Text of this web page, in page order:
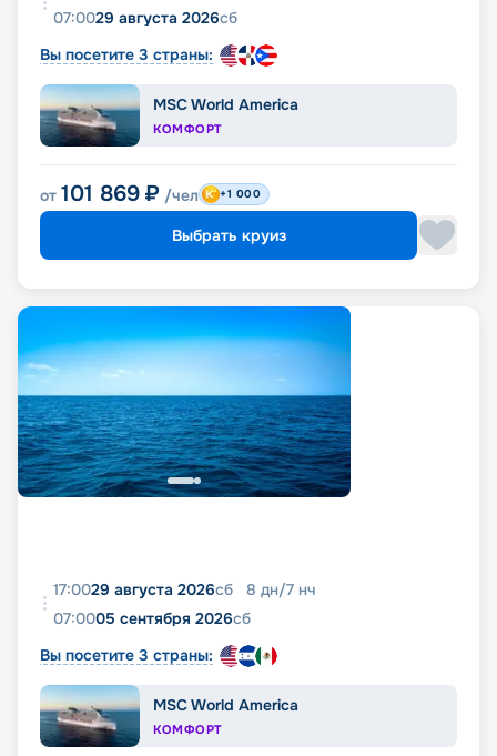
07:0029 августа 2026сб
Вы посетите 3 страны:
MSC World America
КОМФОРТ
от 101 869 ₽ /чел +1 000
Выбрать круиз
17:0029 августа 2026сб 8 дн/7 нч
07:0005 сентября 2026сб
Вы посетите 3 страны:
MSC World America
КОМФОРТ